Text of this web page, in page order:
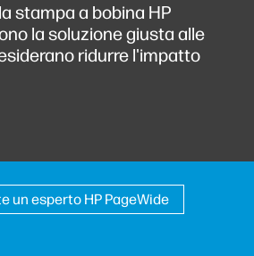
stampa a bobina HP
la soluzione giusta alle
ridurre l'impatto
un esperto HP PageWide